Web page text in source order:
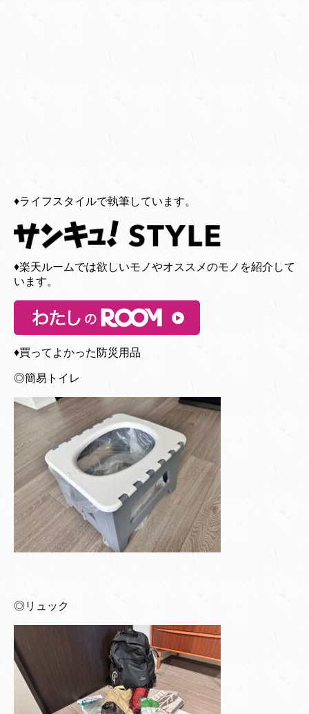
♦︎ライフスタイルで執筆しています。
♦︎楽天ルームでは欲しいモノやオススメのモノを紹介して
います。
♦︎買ってよかった防災用品
◎簡易トイレ
◎リュック